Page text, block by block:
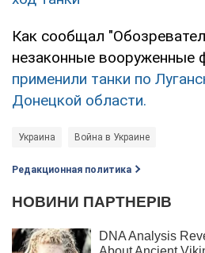
Как сообщал
незаконные вооруженные
применили танки по
Донецкой области.
Украина Война в Украине
Редакционная политика